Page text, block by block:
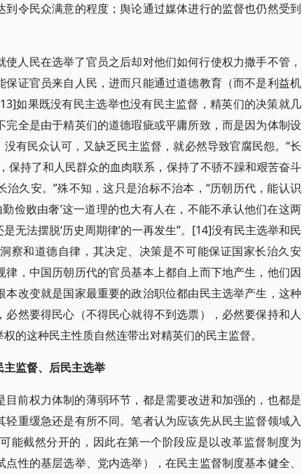
令民众满意的程度；舆论通过媒体进行的监督也仍然受到
人民在选举了官员之后却对他们如何行使权力撒手不管，
证官员来自人民，进而只能通过道德教育（而不是利益机
如果既没有民主选举也没有民主监督，精英们的决策就几
全是由于精英们的道德瑕疵或平庸所致，而是因为体制设
有民众认可，又缺乏民主监督，就必然导致官腐民怨。“长
保持了和人民群众的血肉联系，保持了不骄不躁和艰苦奋斗
久安。”殊不知，这只是治标不治本，“历朝历代，能认识
勤俭败由奢’这一道理的也大有人在，不能不承认他们在这两
无法摆脱‘历史周期律’的一再发生”。[14]没有民主选举和民
察和道德自律，其决定、决策是不可能保证国家长治久安
，中国历朝历代的官员基本上都自上而下地产生，他们因
改变就是国家最重要的政治职位都由民主选举产生，这种
然要得民心（不得民心就得不到选票），必然要保持和人
的这种民主性质自然连带出对精英们的民主监督。
监督、后民主选举
前权力体制的薄弱环节，都是需要改进和加强的，也都是
重缓急还是有所不同。笔者认为应该先从民主监督领域入
能截然分开的，因此在第一个阶段应是以改革监督制度为
性的基层选举、党内选举），在民主监督制度基本健全、